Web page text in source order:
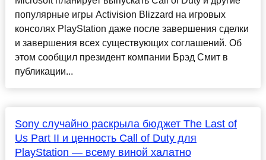
популярные игры Activision Blizzard на игровых
консолях PlayStation даже после завершения сделки
и завершения всех существующих соглашений. Об
этом сообщил президент компании Брэд Смит в
публикации...
Sony случайно раскрыла бюджет The Last of
Us Part II и ценность Call of Duty для
PlayStation — всему виной халатно